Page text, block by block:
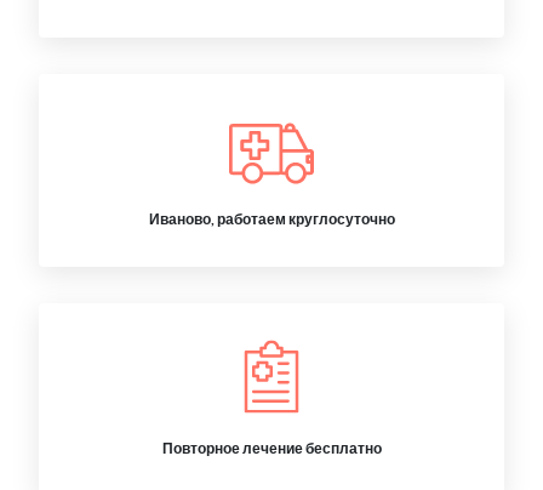
Иваново, работаем круглосуточно
Повторное лечение бесплатно